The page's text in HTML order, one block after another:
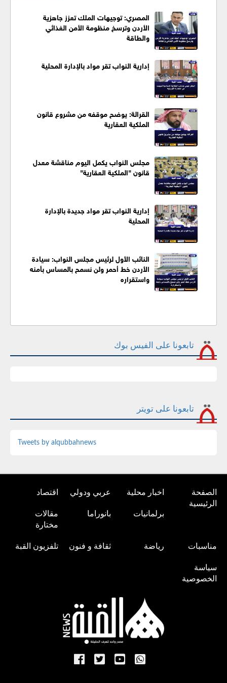
المصري: توجيهات الملك تعزز جاهزية
الأردن وترسخ منظومة الأمن الغذائي
والطاقة
إدارية النواب تقر مواد بالإدارة المحلية
القرالة: يوضح موقفه من مشروع قانون
الملكية العقارية
مجلس النواب يكمل اليوم مناقشة معدل
قانون "الملكية العقارية"
إدارية النواب تقر مواد جديدة بالإدارة
المحلية
النائب الأول لرئيس مجلس النواب: سيادة
الأردن خط أحمر ولن نسمح بالمساس بأمنه
واستقراره
تابعونا على الفيس بوك
تابعونا على تويتر
Tweets by alqubbahnews
الصفحة
الرئيسية
اخبار محلية عربي ودولي اقتصاد
برلمانيات بانوراما
مقالات
مختارة
مناسبات رياضة ثقافة و فنون تلفزيون القبة
سياسة
الخصوصية